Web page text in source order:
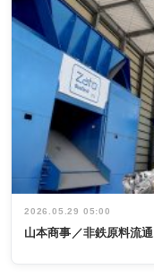
2026.05.29 05:00
山本商事／非鉄原料流通